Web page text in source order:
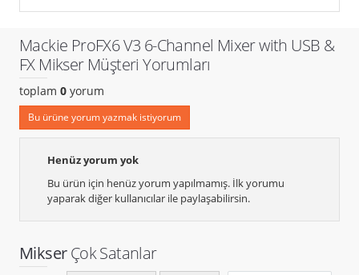
Mackie ProFX6 V3 6-Channel Mixer with USB &
FX Mikser Müşteri Yorumları
toplam 0 yorum
Bu ürüne yorum yazmak istiyorum
Henüz yorum yok
Bu ürün için henüz yorum yapılmamış. İlk yorumu
yaparak diğer kullanıcılar ile paylaşabilirsin.
MikserÇok Satanlar